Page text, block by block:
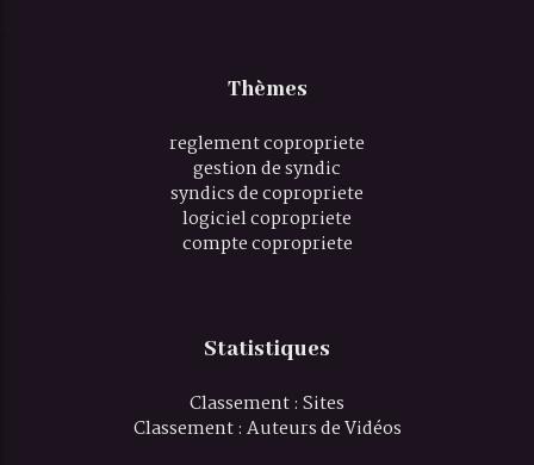
Thèmes
reglement copropriete
gestion de syndic
syndics de copropriete
logiciel copropriete
compte copropriete
Statistiques
Classement : Sites
Classement : Auteurs de Vidéos